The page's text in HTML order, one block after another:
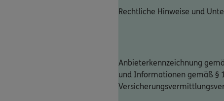
Rechtliche Hinweise und
Anbieterkennzeichnung
und Informationen gemäß §